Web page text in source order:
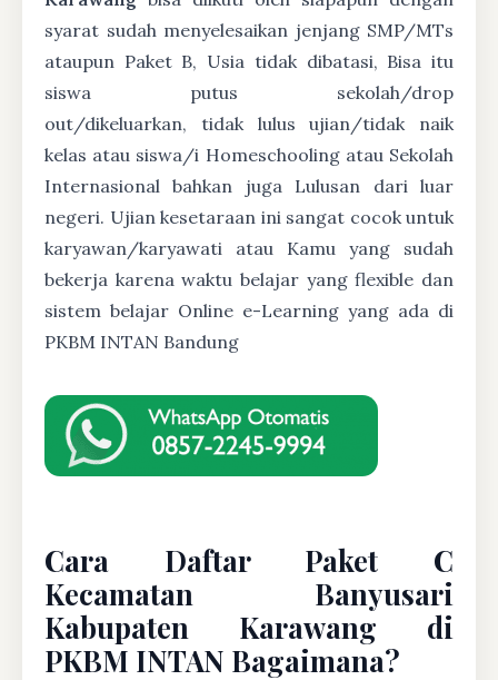
syarat sudah menyelesaikan jenjang SMP/MTs
ataupun Paket B, Usia tidak dibatasi, Bisa itu
siswa putus sekolah/drop
out/dikeluarkan, tidak lulus ujian/tidak naik
kelas atau siswa/i Homeschooling atau Sekolah
Internasional bahkan juga Lulusan dari luar
negeri. Ujian kesetaraan ini sangat cocok untuk
karyawan/karyawati atau Kamu yang sudah
bekerja karena waktu belajar yang flexible dan
sistem belajar Online e-Learning yang ada di
PKBM INTAN Bandung
Cara Daftar Paket C
Kecamatan Banyusari
Kabupaten Karawang di
PKBM INTAN Bagaimana?